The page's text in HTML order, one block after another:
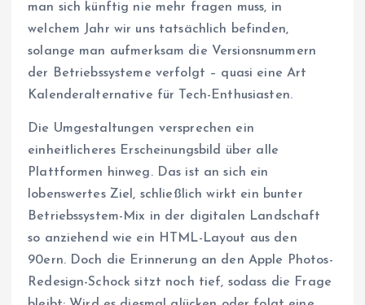
man sich künftig nie mehr fragen muss, in
welchem Jahr wir uns tatsächlich befinden,
solange man aufmerksam die Versionsnummern
der Betriebssysteme verfolgt – quasi eine Art
Kalenderalternative für Tech-Enthusiasten.
Die Umgestaltungen versprechen ein
einheitlicheres Erscheinungsbild über alle
Plattformen hinweg. Das ist an sich ein
lobenswertes Ziel, schließlich wirkt ein bunter
Betriebssystem-Mix in der digitalen Landschaft
so anziehend wie ein HTML-Layout aus den
90ern. Doch die Erinnerung an den Apple Photos-
Redesign-Schock sitzt noch tief, sodass die Frage